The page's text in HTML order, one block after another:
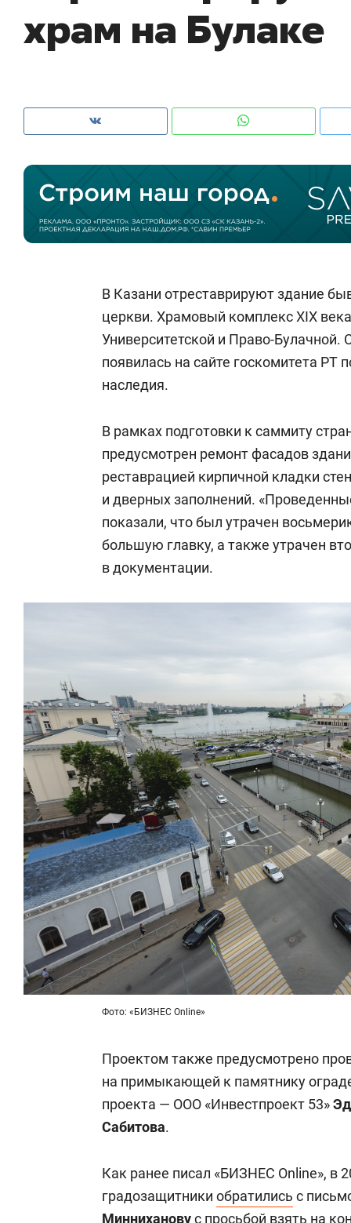
храм на Булаке
В Казани отреставрируют здание
церкви. Храмовый комплекс XIX
Университетской и Право-
появилась на сайте госкомитета РТ
наследия.
В рамках подготовки к саммиту
предусмотрен ремонт фасадов
реставрацией кирпичной кладки
и дверных заполнений.
показали, что был утрачен
большую главку, а также утрачен
в документации.
Фото: «БИЗНЕС Online»
Проектом также предусмотрено
на примыкающей к памятнику
проекта — ООО «Инвестпроект 53»
Сабитова.
Как ранее писал «БИЗНЕС Online», в
градозащитники обратились с
Миннихановус просьбой взять на
рынки, почему надо знать аксакалов и
чем интересен Оман?
Как ГК «МИР ГРУПП» и ВТБ
создают оазис жилого
комфорта под Казанью
Рекомендуем
150 камер
ID вместо